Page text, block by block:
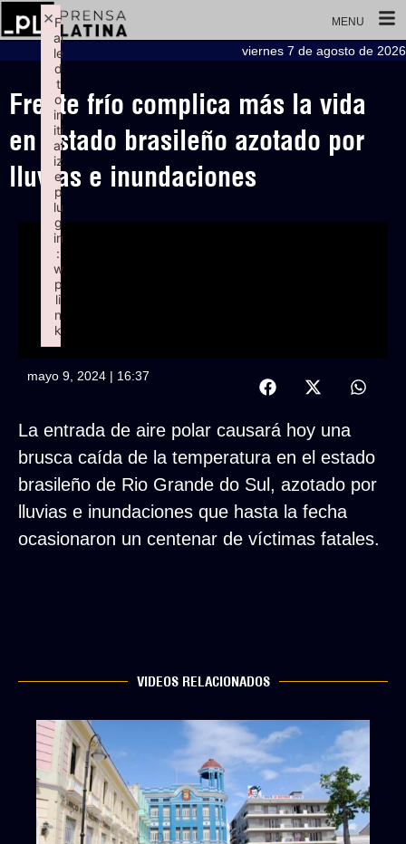
MENU
viernes 7 de agosto de 2026
Frente frío complica más la vida
en estado brasileño azotado por
lluvias e inundaciones
mayo 9, 2024 | 16:37
La entrada de aire polar causará hoy una
brusca caída de la temperatura en el estado
brasileño de Rio Grande do Sul, azotado por
lluvias e inundaciones que hasta la fecha
ocasionaron un centenar de víctimas fatales.
VIDEOS RELACIONADOS
F
ai
le
d
t
o
in
iti
al
iz
e
p
lu
g
in
:
w
p
li
n
k
×
Failed to initialize plugin: wplink